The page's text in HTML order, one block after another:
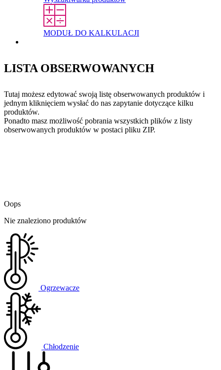
MODUŁ DO KALKULACJI
LISTA OBSERWOWANYCH
Tutaj możesz edytować swoją listę obserwowanych produktów i
jednym kliknięciem wysłać do nas zapytanie dotyczące kilku
produktów.
Ponadto masz możliwość pobrania wszystkich plików z listy
obserwowanych produktów w postaci pliku ZIP.
Oops
Nie znaleziono produktów
Ogrzewacze
Chłodzenie